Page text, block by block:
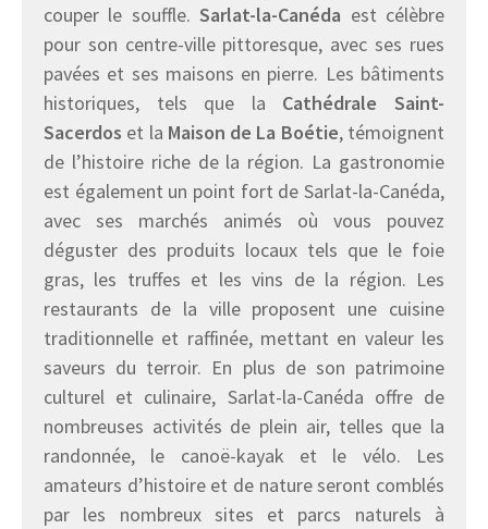
couper le souffle.Sarlat-la-Canéda est célèbre
pour son centre-ville pittoresque, avec ses rues
pavées et ses maisons en pierre. Les bâtiments
historiques, tels que la Cathédrale Saint-
Sacerdos et la Maison de La Boétie, témoignent
de l’histoire riche de la région. La gastronomie
est également un point fort de Sarlat-la-Canéda,
avec ses marchés animés où vous pouvez
déguster des produits locaux tels que le foie
gras, les truffes et les vins de la région. Les
restaurants de la ville proposent une cuisine
traditionnelle et raffinée, mettant en valeur les
saveurs du terroir. En plus de son patrimoine
culturel et culinaire, Sarlat-la-Canéda offre de
nombreuses activités de plein air, telles que la
randonnée, le canoë-kayak et le vélo. Les
amateurs d’histoire et de nature seront comblés
par les nombreux sites et parcs naturels à